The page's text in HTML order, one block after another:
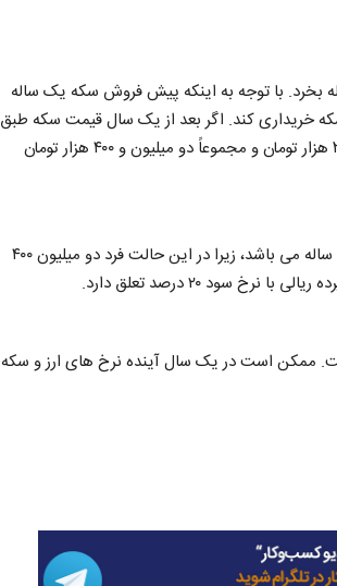
یک ساله بخرد. با توجه به اینکه پیش فروش سکه یک ساله
و ۳۰۰ هزار تومان می باشد این فرد می تواند تقریباً ۸ سکه خریداری کند. اگر بعد از یک سال قیمت سکه طبق
پیش بینی ها یک میلیون و ۶۰۰ هزار تومان باشد، فرد از هر سکه ۳۰۰ هزار تومان و مجموعاً دو میلیون و ۴۰۰ هزار تومان
با توجه به محاسبات و تحلیل های بالا بهترین گزینه خرید سکه یک ساله می باشد، زیرا در این حالت فرد دو میلیون ۴۰۰
۲۰ درصد تعلق دارد.
ممکن است در یک سال آینده نرخ های ارز و سکه